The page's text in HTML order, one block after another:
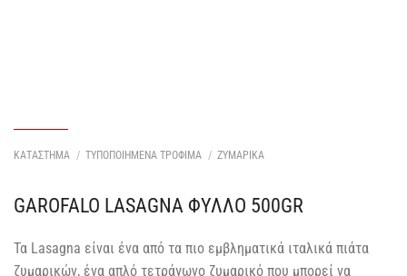
ΚΑΤΑΣΤΗΜΑ / ΤΥΠΟΠΟΙΗΜΕΝΑ ΤΡΟΦΙΜΑ / ΖΥΜΑΡΙΚΑ
GAROFALO LASAGNA ΦΥΛΛΟ 500GR
Τα Lasagna είναι ένα από τα πιο εμβληματικά ιταλικά πιάτα
ζυμαρικών, ένα απλό τετράγωνο ζυμαρικό που μπορεί να